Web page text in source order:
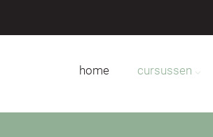
home cursussen